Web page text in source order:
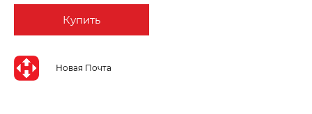
Купить
Новая Почта